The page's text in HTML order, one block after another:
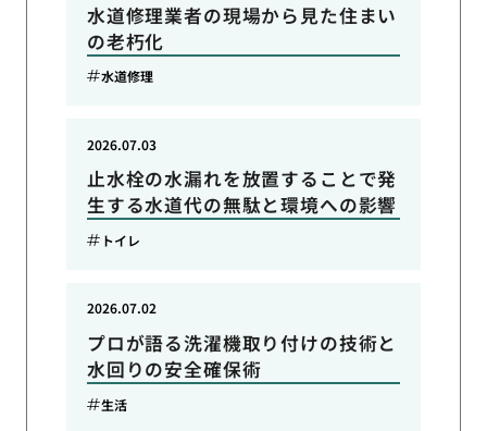
水道修理業者の現場から見た住まい
の老朽化
水道修理
止水栓の水漏れを放置することで発
生する水道代の無駄と環境への影響
2026.07.03
トイレ
プロが語る洗濯機取り付けの技術と
水回りの安全確保術
2026.07.02
生活